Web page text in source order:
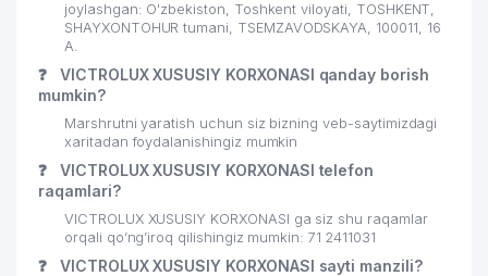
25 DORI-DARMON HCP MChJ 556 м
26
DAVLAT YOSH TOMOSHABINLAR
TEATRI
569 м
27 O'ZBEKTELEKOM AJ 584 м
MUMINOV J.A YAKKA TARTIBDAGI
TADBIRKOR
29
O'ZBEKISTON RESPUBLIKASI MILLIY
OLIMPIYA QO'MITASI
joylashgan: O'zbekiston, Toshkent viloyati, TOSHKENT,
SHAYXONTOHUR tumani, TSEMZAVODSKAYA, 100011, 16
A.
❓
VICTROLUX XUSUSIY KORXONASI qanday borish
mumkin?
Marshrutni yaratish uchun siz bizning veb-saytimizdagi
xaritadan foydalanishingiz mumkin
❓
VICTROLUX XUSUSIY KORXONASI telefon
raqamlari?
VICTROLUX XUSUSIY KORXONASI ga siz shu raqamlar
orqali qo’ng’iroq qilishingiz mumkin: 71 2411031
❓ VICTROLUX XUSUSIY KORXONASI sayti manzili?